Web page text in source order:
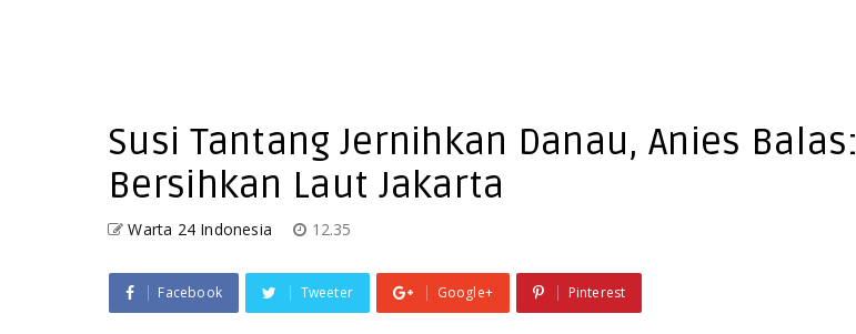
Susi Tantang Jernihkan Danau, Anies Balas:
Bersihkan Laut Jakarta
Warta 24 Indonesia 12.35
Facebook Tweeter Google+ Pinterest